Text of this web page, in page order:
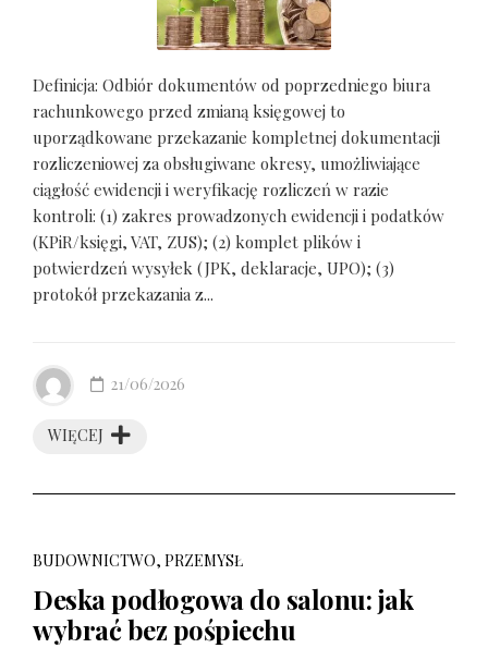
Definicja: Odbiór dokumentów od poprzedniego biura
rachunkowego przed zmianą księgowej to
uporządkowane przekazanie kompletnej dokumentacji
rozliczeniowej za obsługiwane okresy, umożliwiające
ciągłość ewidencji i weryfikację rozliczeń w razie
kontroli: (1) zakres prowadzonych ewidencji i podatków
(KPiR/księgi, VAT, ZUS); (2) komplet plików i
potwierdzeń wysyłek (JPK, deklaracje, UPO); (3)
protokół przekazania z...
WIĘCEJ
21/06/2026
BUDOWNICTWO, PRZEMYSŁ
Deska podłogowa do salonu: jak
wybrać bez pośpiechu